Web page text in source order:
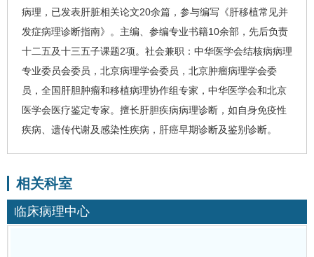
病理，已发表肝脏相关论文20余篇，参与编写《肝移植常见并
发症病理诊断指南》。主编、参编专业书籍10余部，先后负责
十二五及十三五子课题2项。社会兼职：中华医学会结核病病理
专业委员会委员，北京病理学会委员，北京肿瘤病理学会委
员，全国肝胆肿瘤和移植病理协作组专家，中华医学会和北京
医学会医疗鉴定专家。擅长肝胆疾病病理诊断，如自身免疫性
疾病、遗传代谢及感染性疾病， 肝癌早期诊断及鉴别诊断。
相关科室
临床病理中心